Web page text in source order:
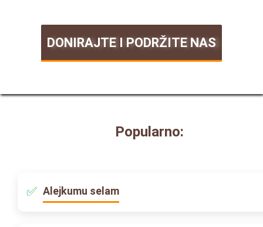
DONIRAJTE I PODRŽITE NAS
Popularno:
Alejkumu selam